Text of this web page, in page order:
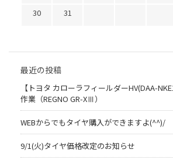
30
31
最近の投稿
【トヨタ カローラフィールダーHV(DAA-
作業（REGNO GR-XⅢ）
WEBからでもタイヤ購入ができますよ(^^)/
9/1(火)タイヤ価格改定のお知らせ